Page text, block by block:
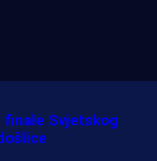
Svjetskog